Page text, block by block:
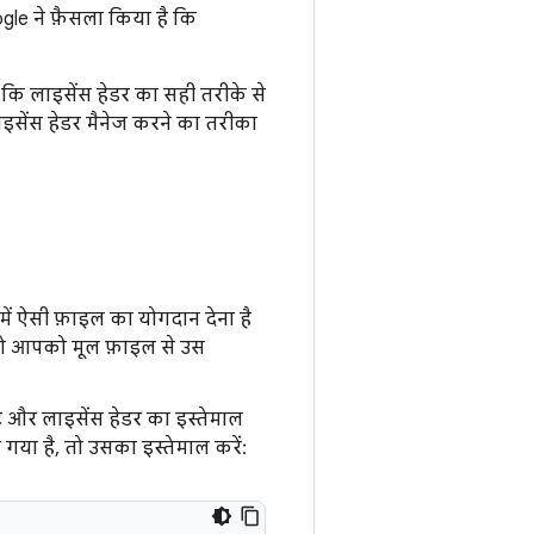
ने फ़ैसला किया है कि
लाइसेंस हेडर का सही तरीके से
हेडर मैनेज करने का तरीका
ऐसी फ़ाइल का योगदान देना है
आपको मूल फ़ाइल से उस
और लाइसेंस हेडर का इस्तेमाल
है, तो उसका इस्तेमाल करें: